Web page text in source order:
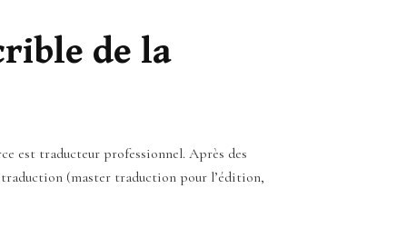
de la
est traducteur professionnel. Après des
(master traduction pour l’édition,